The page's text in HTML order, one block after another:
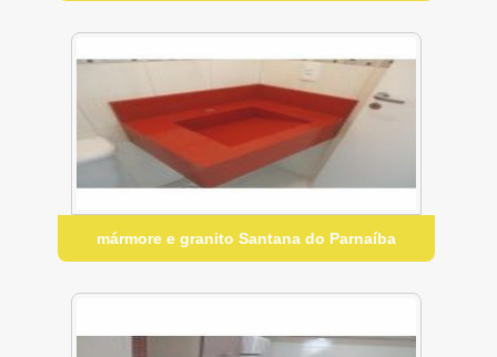
mármore e granito Santana do Parnaíba